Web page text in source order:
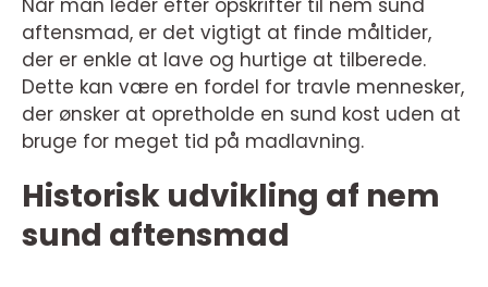
Når man leder efter opskrifter til nem sund
aftensmad, er det vigtigt at finde måltider,
der er enkle at lave og hurtige at tilberede.
Dette kan være en fordel for travle mennesker,
der ønsker at opretholde en sund kost uden at
bruge for meget tid på madlavning.
Historisk udvikling af nem
sund aftensmad